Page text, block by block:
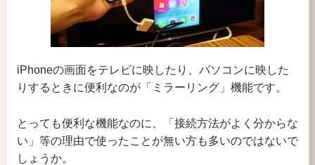
iPhoneの画面をテレビに映したり、パソコンに映した
りするときに便利なのが「ミラーリング」機能です。
とっても便利な機能なのに、「接続方法がよく分からな
い」等の理由で使ったことが無い方も多いのではないで
しょうか。